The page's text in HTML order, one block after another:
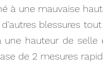
à une mauvaise
blessures
une hauteur de
de 2 mesures